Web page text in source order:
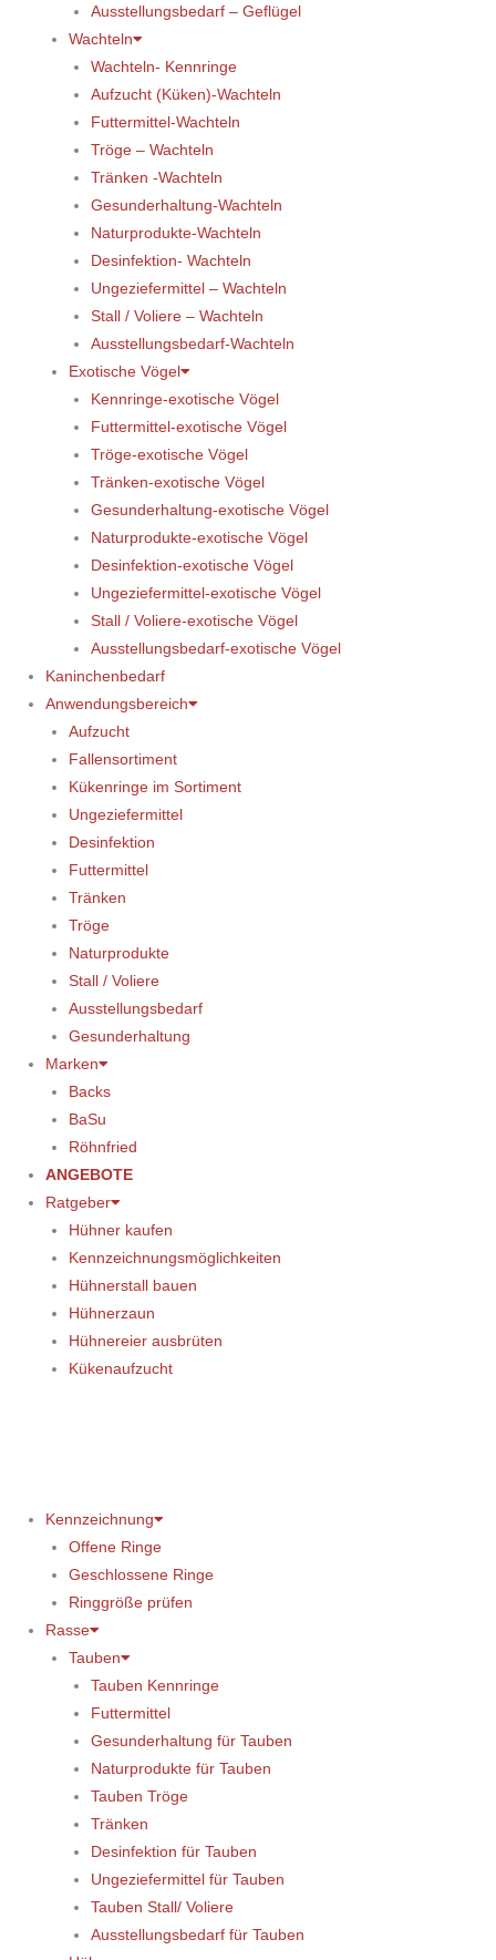
Ausstellungsbedarf – Geflügel
Wachteln
Wachteln- Kennringe
Aufzucht (Küken)-Wachteln
Futtermittel-Wachteln
Tröge – Wachteln
Tränken -Wachteln
Gesunderhaltung-Wachteln
Naturprodukte-Wachteln
Desinfektion- Wachteln
Ungeziefermittel – Wachteln
Stall / Voliere – Wachteln
Ausstellungsbedarf-Wachteln
Exotische Vögel
Kennringe-exotische Vögel
Futtermittel-exotische Vögel
Tröge-exotische Vögel
Tränken-exotische Vögel
Gesunderhaltung-exotische Vögel
Naturprodukte-exotische Vögel
Desinfektion-exotische Vögel
Ungeziefermittel-exotische Vögel
Stall / Voliere-exotische Vögel
Ausstellungsbedarf-exotische Vögel
Kaninchenbedarf
Anwendungsbereich
Aufzucht
Fallensortiment
Kükenringe im Sortiment
Ungeziefermittel
Desinfektion
Futtermittel
Tränken
Tröge
Naturprodukte
Stall / Voliere
Ausstellungsbedarf
Gesunderhaltung
Marken
Backs
BaSu
Röhnfried
ANGEBOTE
Ratgeber
Hühner kaufen
Kennzeichnungsmöglichkeiten
Hühnerstall bauen
Hühnerzaun
Hühnereier ausbrüten
Kükenaufzucht
Kennzeichnung
Offene Ringe
Geschlossene Ringe
Ringgröße prüfen
Rasse
Tauben
Tauben Kennringe
Futtermittel
Gesunderhaltung für Tauben
Naturprodukte für Tauben
Tauben Tröge
Tränken
Desinfektion für Tauben
Ungeziefermittel für Tauben
Tauben Stall/ Voliere
Ausstellungsbedarf für Tauben